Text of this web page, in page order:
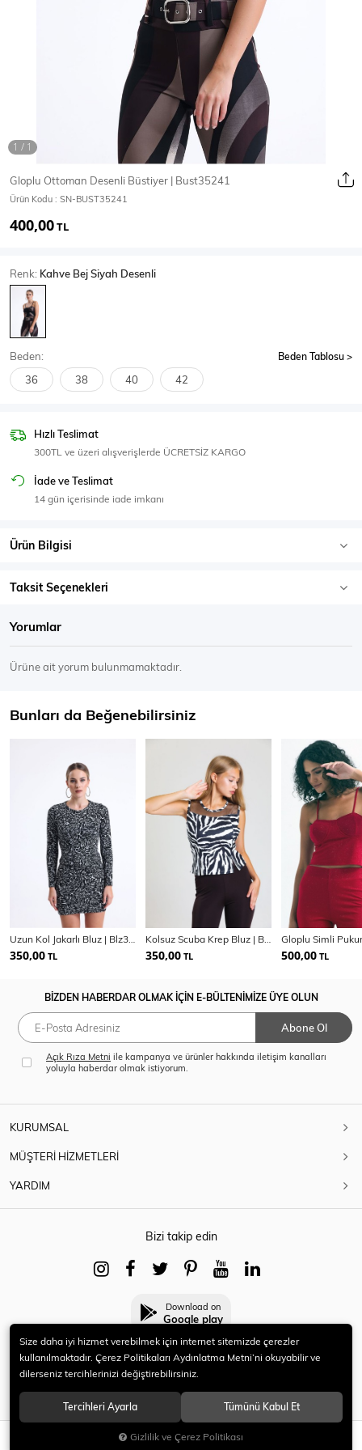
Mont & Kaban Yağmurluk
T-Shirt
Body
SPOR GİYİM
Eşofman Üstü
Gloplu Ottoman Desenli Büstiyer | Bust35241
Ürün Kodu : SN-BUST35241
400,00TL
Renk: Kahve Bej Siyah Desenli
Beden: Beden Tablosu
36 38 40 42
SEPETE EKLE
Hızlı Teslimat
300TL ve üzeri alışverişlerde ÜCRETSİZ KARGO
İade ve Teslimat
14 gün içerisinde iade imkanı
Ürün Bilgisi
Taksit Seçenekleri
Yorumlar
Ürüne ait yorum bulunmamaktadır.
Bunları da Beğenebilirsiniz
350,00 TL 350,00 TL 500,00 TL
BİZDEN HABERDAR OLMAK İÇİN E-BÜLTENİMİZE ÜYE OLUN
Abone Ol
Açık Rıza Metni ile kampanya ve ürünler hakkında iletişim kanalları
yoluyla haberdar olmak istiyorum.
KURUMSAL
MÜŞTERİ HİZMETLERİ
YARDIM
Bizi takip edin
Download on
Google play
© 2021 HERYENİ. Tüm hakları saklıdır.
Size daha iyi hizmet verebilmek için internet sitemizde çerezler
kullanılmaktadır. Çerez Politikaları Aydınlatma Metni’ni okuyabilir ve
dilerseniz tercihlerinizi değiştirebilirsiniz.
Tercihleri Ayarla Tümünü Kabul Et
Gizlilik ve Çerez Politikası